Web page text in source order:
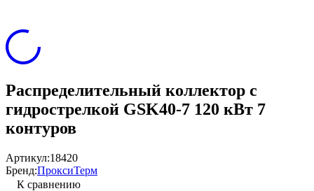
Распределительный коллектор с
гидрострелкой GSK40-7 120 кВт 7
контуров
Артикул:18420
Бренд:ПроксиТерм
К сравнению